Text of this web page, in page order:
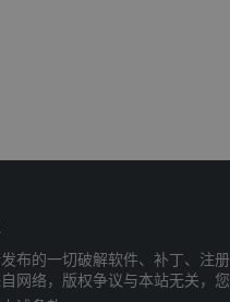
布的一切破解软件、补丁、注
网络，版权争议与本站无关，